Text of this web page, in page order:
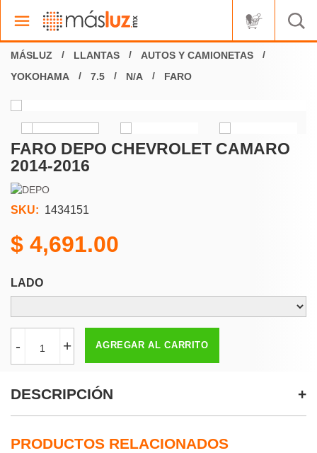
LLANTAS
AUTOS Y CAMIONETAS
YOKOHAMA
7.5 N/A FARO
FARO DEPO CHEVROLET CAMARO
2014-2016
SKU: 1434151
4,691.00
LADO
- + AGREGAR AL CARRITO
DESCRIPCIÓN
PRODUCTOS RELACIONADOS